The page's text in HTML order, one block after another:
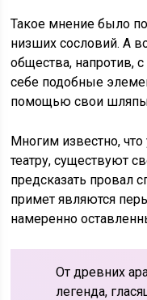
Такое мнение было
низших сословий. А
общества, напротив,
себе подобные
помощью свои
Многим известно,
театру, существуют
предсказать провал
примет являются
намеренно
От древних
легенда,